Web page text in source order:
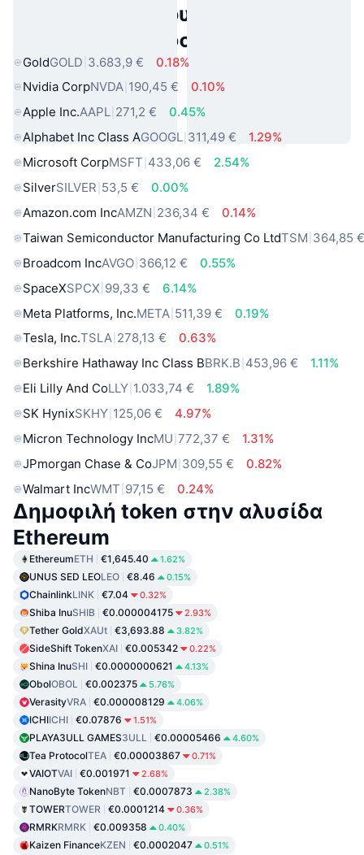
Δημοφιλή περιουσιακά στοιχεία
πραγματικού κόσμου
GoldGOLD 3.683,9 €
0.18%
Nvidia CorpNVDA 190,45 €
0.10%
Apple Inc.AAPL 271,2 €
0.45%
Alphabet Inc Class AGOOGL 311,49 €
1.29%
Microsoft CorpMSFT 433,06 €
2.54%
SilverSILVER 53,5 €
0.00%
Amazon.com IncAMZN 236,34 €
0.14%
Taiwan Semiconductor Manufacturing Co LtdTSM 364,85
Broadcom IncAVGO 366,12 €
0.55%
SpaceXSPCX 99,33 €
6.14%
Meta Platforms, Inc.META 511,39 €
0.19%
Tesla, Inc.TSLA 278,13 €
0.63%
Berkshire Hathaway Inc Class BBRK.B 453,96 €
1.11%
Eli Lilly And CoLLY 1.033,74 €
1.89%
SK HynixSKHY 125,06 €
4.97%
Micron Technology IncMU 772,37 €
1.31%
JPmorgan Chase & CoJPM 309,55 €
0.82%
Walmart IncWMT 97,15 € 0.24%
Δημοφιλή token στην αλυσίδα
Ethereum
EthereumETH €1,645.40 1.62%
UNUS SED LEOLEO €8.46 0.15%
ChainlinkLINK €7.04 0.32%
Shiba InuSHIB €0.000004175 2.93%
Tether GoldXAUt €3,693.88 3.82%
SideShift TokenXAI €0.005342 0.22%
Shina InuSHI €0.0000000621 4.13%
ObolOBOL €0.002375 5.76%
VerasityVRA €0.000008129 4.06%
ICHIICHI €0.07876 1.51%
PLAYA3ULL GAMES3ULL €0.00005466 4.60%
Tea ProtocolTEA €0.00003867 0.71%
VAIOTVAI €0.001971 2.68%
NanoByte TokenNBT €0.0007873 2.38%
TOWERTOWER €0.0001214 0.36%
RMRKRMRK €0.009358 0.40%
Kaizen FinanceKZEN €0.0002047 0.51%